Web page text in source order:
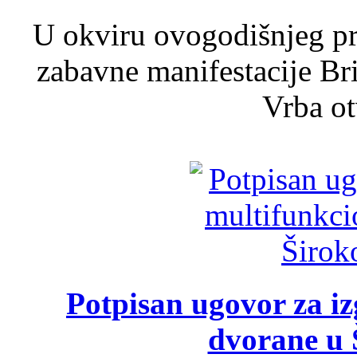
U okviru ovogodišnjeg
zabavne manifestacije
Vrba
Potpisan ugovor za
dvorane u